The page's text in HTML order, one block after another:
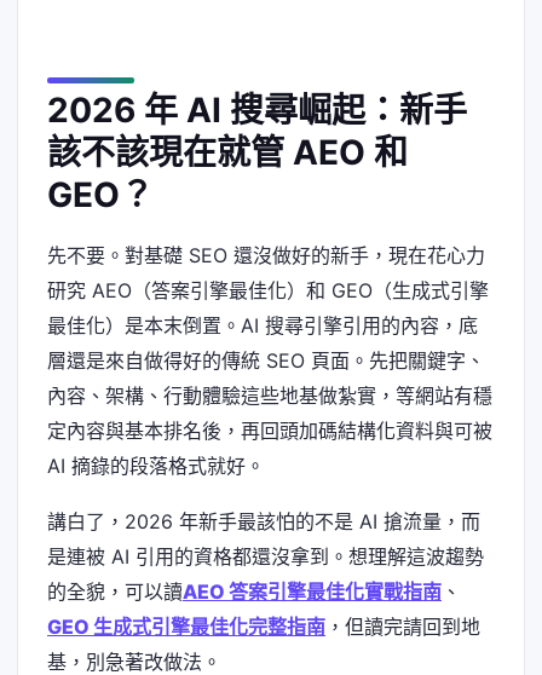
2026 年 AI 搜尋崛起：新手
該不該現在就管 AEO 和
GEO？
先不要。對基礎 SEO 還沒做好的新手，現在花心力
研究 AEO（答案引擎最佳化）和 GEO（生成式引擎
最佳化）是本末倒置。AI 搜尋引擎引用的內容，底
層還是來自做得好的傳統 SEO 頁面。先把關鍵字、
內容、架構、行動體驗這些地基做紮實，等網站有穩
定內容與基本排名後，再回頭加碼結構化資料與可被
AI 摘錄的段落格式就好。
講白了，2026 年新手最該怕的不是 AI 搶流量，而
是連被 AI 引用的資格都還沒拿到。想理解這波趨勢
的全貌，可以讀AEO 答案引擎最佳化實戰指南 、
GEO 生成式引擎最佳化完整指南 ，但讀完請回到地
基，別急著改做法。